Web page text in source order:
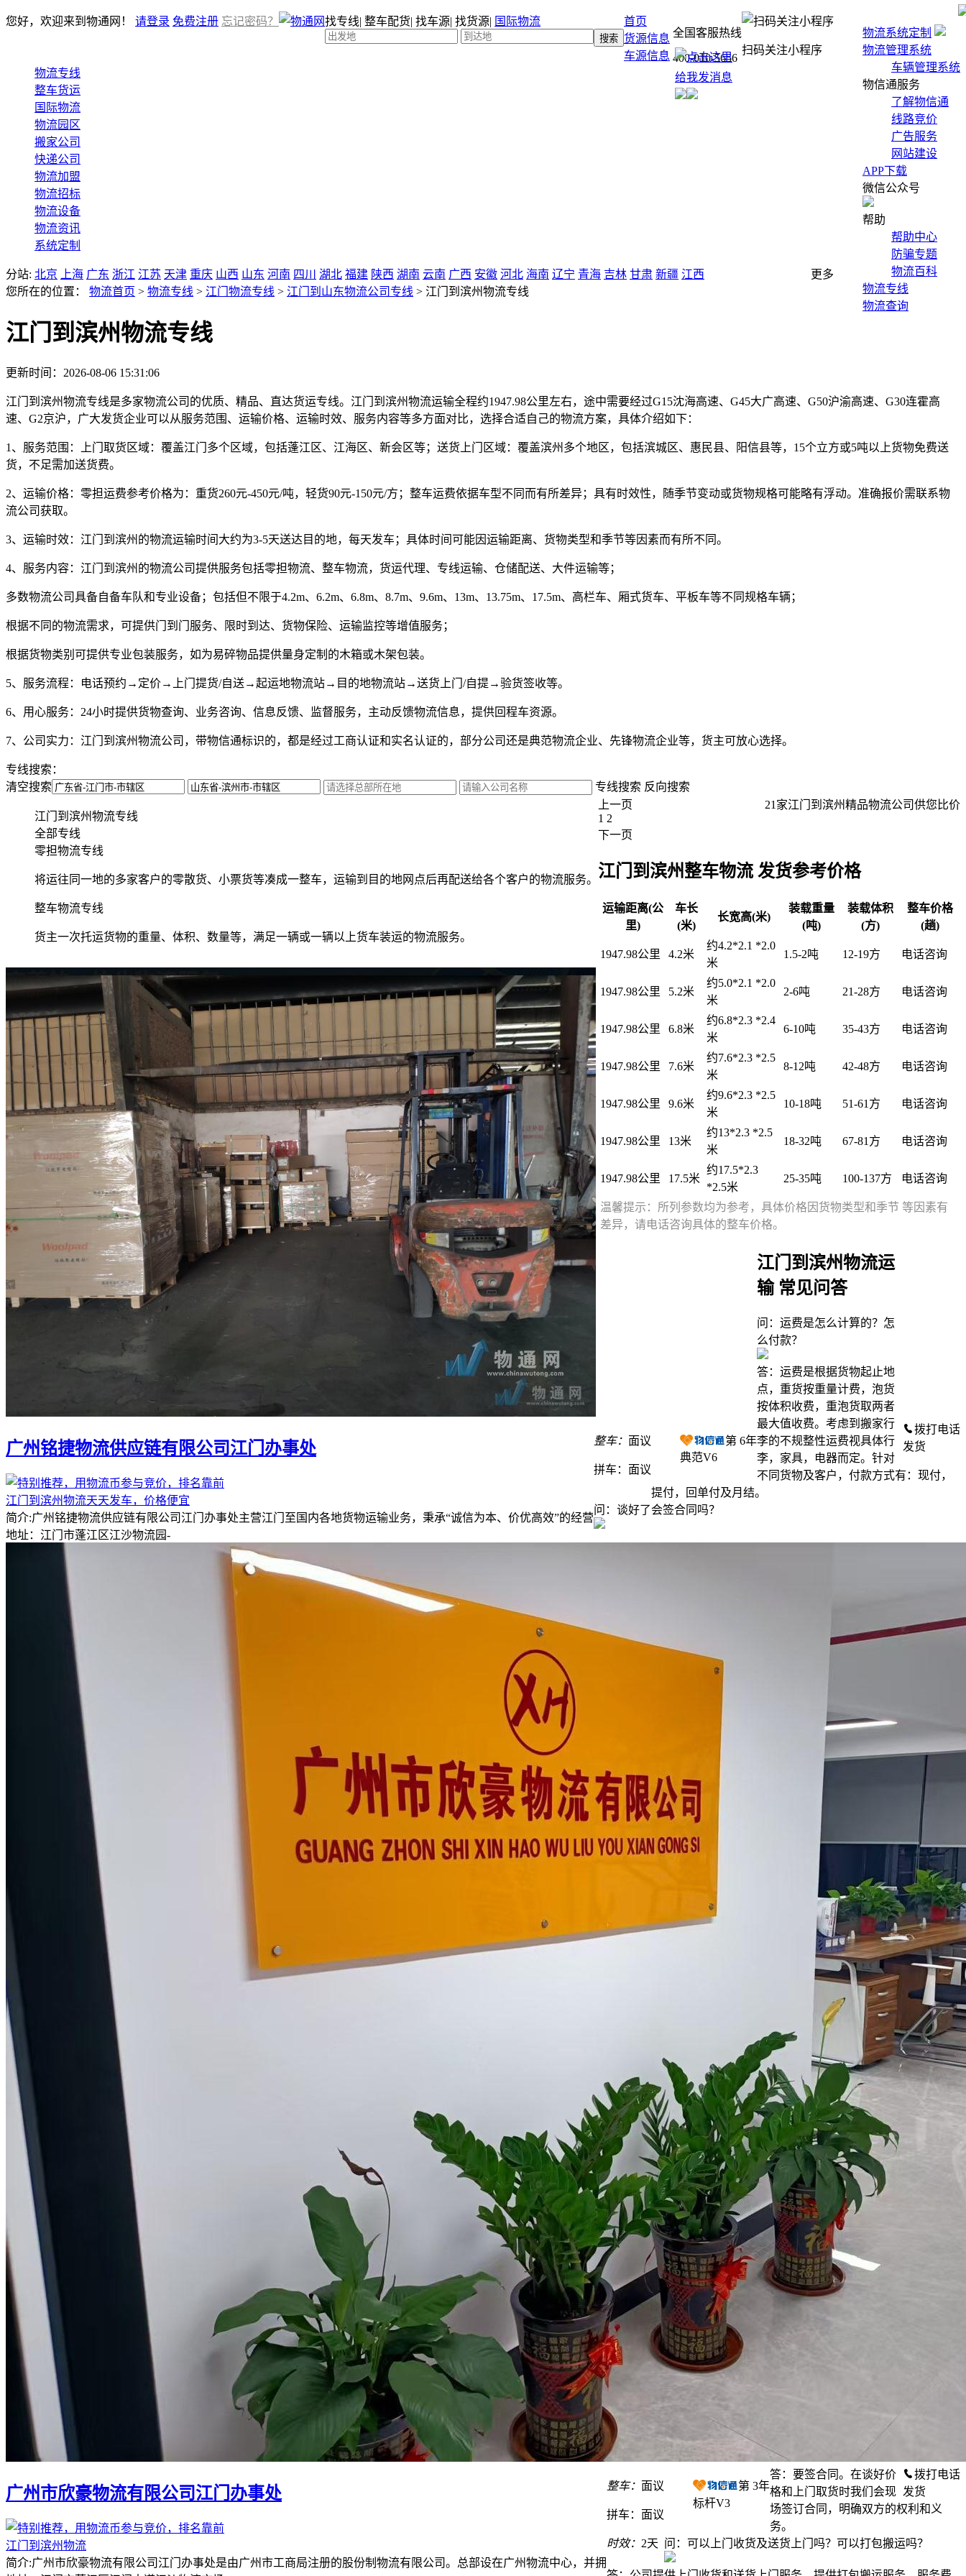
您好，欢迎来到物通网！ 请登录 免费注册 忘记密码？
物流系统定制
物流管理系统
车辆管理系统
物信通服务
了解物信通
线路竞价
广告服务
网站建设
APP下载
微信公众号
帮助
帮助中心
防骗专题
物流百科
物流专线
物流查询
找专线| 整车配货| 找车源| 找货源| 国际物流
全国客服热线
400-010-5656
扫码关注小程序
首页
货源信息
车源信息
物流专线
整车货运
国际物流
物流园区
搬家公司
快递公司
物流加盟
物流招标
物流设备
物流资讯
系统定制
分站: 北京 上海 广东 浙江 江苏 天津 重庆 山西 山东 河南 四川 湖北 福建 陕西 湖南 云南 广西 安徽 河北 海南 辽宁 青海 吉林 甘肃 新疆 江西
更多
您所在的位置：
物流首页 > 物流专线 > 江门物流专线 > 江门到山东物流公司专线 > 江门到滨州物流专线
江门到滨州物流专线
更新时间：2026-08-06 15:31:06
江门到滨州物流专线是多家物流公司的优质、精品、直达货运专线。江门到滨州物流运输全程约1947.98公里左右，途中需要经过G15沈海高速、G45大广高速、G50沪渝高速、G30连霍高
速、G2京沪，广大发货企业可以从服务范围、运输价格、运输时效、服务内容等多方面对比，选择合适自己的物流方案，具体介绍如下：
1、服务范围：
上门取货区域：覆盖江门多个区域，包括蓬江区、江海区、新会区等；送货上门区域：覆盖滨州多个地区，包括滨城区、惠民县、阳信县等，15个立方或5吨以上货物免费送
货，不足需加送货费。
2、运输价格： 零担运费参考价格为： 重货260元-450元/吨，轻货90元-150元/方 ；整车运费依据车型不同而有所差异；具有时效性，随季节变动或货物规格可能略有浮动。准确报价需联系物
流公司获取。
3、运输时效： 江门到滨州的物流运输时间大约为3-5天送达目的地，每天发车；具体时间可能因运输距离、货物类型和季节等因素而有所不同。
4、服务内容： 江门到滨州的物流公司提供服务包括零担物流、整车物流，货运代理、专线运输、仓储配送、大件运输等；
多数物流公司具备自备车队和专业设备；包括但不限于4.2m、6.2m、6.8m、8.7m、9.6m、13m、13.75m、17.5m、高栏车、厢式货车、平板车等不同规格车辆；
根据不同的物流需求，可提供门到门服务、限时到达、货物保险、运输监控等增值服务；
根据货物类别可提供专业包装服务，如为易碎物品提供量身定制的木箱或木架包装。
5、服务流程： 电话预约→定价→上门提货/自送→起运地物流站→目的地物流站→送货上门/自提→验货签收等。
6、用心服务： 24小时提供货物查询、业务咨询、信息反馈、监督服务，主动反馈物流信息，提供回程车资源。
7、公司实力： 江门到滨州物流公司，带物信通标识的，都是经过工商认证和实名认证的，部分公司还是典范物流企业、先锋物流企业等，货主可放心选择。
专线搜索：
专线搜索 反向搜索
清空搜索
江门到滨州物流专线
全部专线
零担物流专线
将运往同一地的多家客户的零散货、小票货等凑成一整车，运输到目的地网点后再配送给各个客户的物流服务。
整车物流专线
货主一次托运货物的重量、体积、数量等，满足一辆或一辆以上货车装运的物流服务。
21 家江门到滨州精品物流公司供您比价
广州铭捷物流供应链有限公司江门办事处
江门到滨州物流天天发车，价格便宜
简介:广州铭捷物流供应链有限公司江门办事处主营江门至国内各地货物运输业务，秉承“诚信为本、价优高效”的经营
地址：江门市蓬江区江沙物流园-
整车： 面议
拼车： 面议
第 6年
典范V6
拨打电话
发货
广州市欣豪物流有限公司江门办事处
江门到滨州物流
简介:广州市欣豪物流有限公司江门办事处是由广州市工商局注册的股份制物流有限公司。总部设在广州物流中心，并拥
整车： 面议
拼车： 面议
时效： 2天
第 3年
标杆V3
拨打电话
发货
上一页
1 2
下一页
江门到滨州整车物流 发货参考价格
运输距离(公
里)
车长
(米)
长宽高(米)
装载重量
(吨)
装载体积
(方)
整车价格
(趟)
1947.98公里 4.2米
约4.2*2.1 *2.0
米
1.5-2吨 12-19方 电话咨询
1947.98公里 5.2米
约5.0*2.1 *2.0
米
2-6吨 21-28方 电话咨询
1947.98公里 6.8米
约6.8*2.3 *2.4
米
6-10吨 35-43方 电话咨询
1947.98公里 7.6米
约7.6*2.3 *2.5
米
8-12吨 42-48方 电话咨询
1947.98公里 9.6米
约9.6*2.3 *2.5
米
10-18吨 51-61方 电话咨询
1947.98公里 13米
约13*2.3 *2.5
米
18-32吨 67-81方 电话咨询
1947.98公里 17.5米
约17.5*2.3
*2.5米
25-35吨 100-137方 电话咨询
温馨提示：所列参数均为参考，具体价格因货物类型和季节 等因素有
差异，请电话咨询具体的整车价格。
江门到滨州物流运
输 常见问答
问：运费是怎么计算的？怎
么付款？
答：运费是根据货物起止地
点，重货按重量计费，泡货
按体积收费，重泡货取两者
最大值收费。考虑到搬家行
李的不规整性运费视具体行
李，家具，电器而定。针对
不同货物及客户，付款方式有：现付，
提付，回单付及月结。
问：谈好了会签合同吗？
答：要签合同。在谈好价
格和上门取货时我们会现
场签订合同，明确双方的权利和义
务。
问：可以上门收货及送货上门吗？可以打包搬运吗？